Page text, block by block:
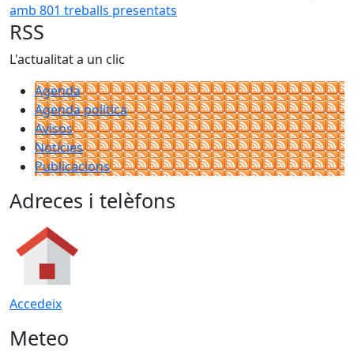
RSS
L'actualitat a un clic
Agenda
Agenda política
Avisos
Notícies
Publicacions
Adreces i telèfons
Accedeix
Meteo